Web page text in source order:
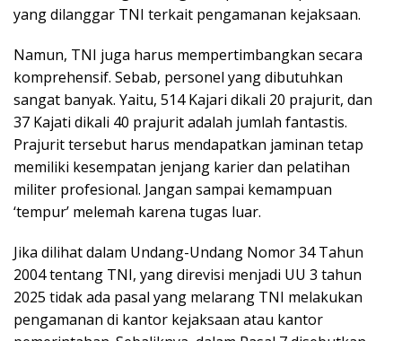
yang dilanggar TNI terkait pengamanan kejaksaan.
Namun, TNI juga harus mempertimbangkan secara
komprehensif. Sebab, personel yang dibutuhkan
sangat banyak. Yaitu, 514 Kajari dikali 20 prajurit, dan
37 Kajati dikali 40 prajurit adalah jumlah fantastis.
Prajurit tersebut harus mendapatkan jaminan tetap
memiliki kesempatan jenjang karier dan pelatihan
militer profesional. Jangan sampai kemampuan
‘tempur’ melemah karena tugas luar.
Jika dilihat dalam Undang-Undang Nomor 34 Tahun
2004 tentang TNI, yang direvisi menjadi UU 3 tahun
2025 tidak ada pasal yang melarang TNI melakukan
pengamanan di kantor kejaksaan atau kantor